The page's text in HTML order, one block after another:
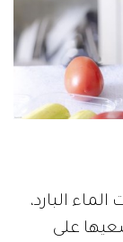
البارد،
على